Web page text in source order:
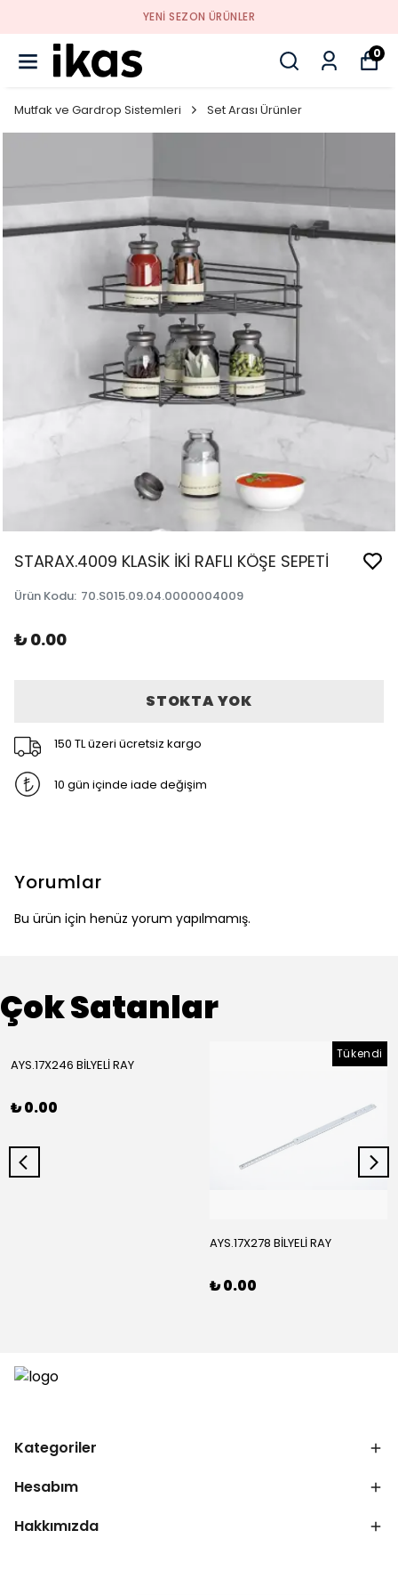
YENI SEZON ÜRÜNLER
0
Mutfak ve Gardrop Sistemleri Set Arası Ürünler
STARAX.4009 KLASİK İKİ RAFLI KÖŞE SEPETİ
Ürün Kodu: 70.S015.09.04.0000004009
₺ 0.00
STOKTA YOK
150 TL üzeri ücretsiz kargo
10 gün içinde iade değişim
Yorumlar
Bu ürün için henüz yorum yapılmamış.
Çok Satanlar
AYS.17X246 BİLYELİ RAY
₺ 0.00
Tükendi
AYS.17X278 BİLYELİ RAY
₺ 0.00
Kategoriler
Hesabım
Hakkımızda